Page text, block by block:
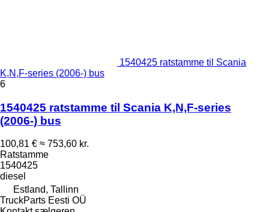
1540425 ratstamme til Scania
K,N,F-series (2006-) bus
6
1540425 ratstamme til Scania K,N,F-series
(2006-) bus
100,81 € ≈ 753,60 kr.
Ratstamme
1540425
diesel
Estland, Tallinn
TruckParts Eesti OÜ